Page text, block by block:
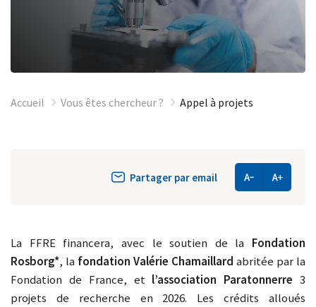
Accueil Vous êtes chercheur ? Appel à projets
Partager par email
La FFRE financera, avec le soutien de la Fondation
Rosborg*, la fondation Valérie Chamaillard abritée par la
Fondation de France, etl’association Paratonnerre 3
projets de recherche en 2026. Les crédits alloués